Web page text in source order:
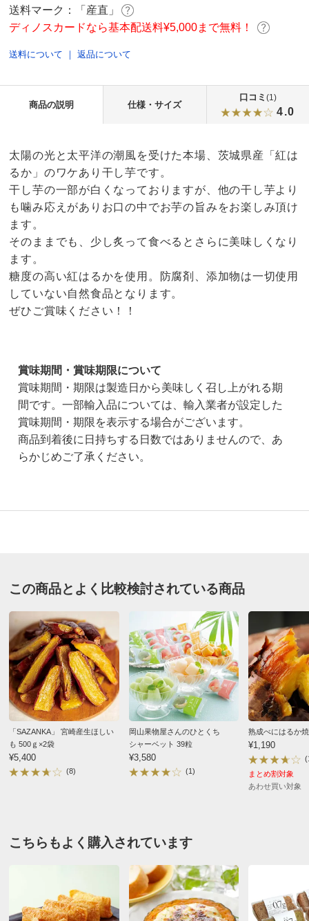
送料マーク：
「産直」
ディノスカードなら基本配送料¥5,000まで無料！
送料について ｜返品について
商品の説明 仕様・サイズ
口コミ (1)
4.0
太陽の光と太平洋の潮風を受けた本場、茨城県産「紅は
るか」のワケあり干し芋です。
干し芋の一部が白くなっておりますが、他の干し芋より
も噛み応えがありお口の中でお芋の旨みをお楽しみ頂け
ます。
そのままでも、少し炙って食べるとさらに美味しくなり
ます。
糖度の高い紅はるかを使用。防腐剤、添加物は一切使用
していない自然食品となります。
ぜひご賞味ください！！
賞味期間・賞味期限について
賞味期間・期限は製造日から美味しく召し上がれる期
間です。一部輸入品については、輸入業者が設定した
賞味期間・期限を表示する場合がございます。
商品到着後に日持ちする日数ではありませんので、あ
らかじめご了承ください。
商品名・特徴
茨城県産・ワケアリ干し芋（紅はるか） 500g×2パッ
価格 ¥4,860税込 ¥4,500 税抜
※軽減税率対象です。
送料・送料種
別
基本配送料：¥880
※商品1種類につき、上記配送料金となります。
お支払い方法 送料について
■内容量：500g×2パック
■原材料名：下記「原材料等の詳細はコチラから」のリン
クをご参照ください。
※食品表示情報の掲載内容につきましては、お手元に届き
■アレルギー表示対象品目：なし
■原料原産地：さつまいも（紅はるか、茨城県）
■お届け：1～2週間配送
★★★★★
★★★★★
0
★★★★★ 0
広島県
届いたまま冷凍庫に入れたので、いざ頂くときに、お芋
どうしくっついて、解凍するのに少々手間取りました。
お味はとても良く美味しく頂きました。届いたときに、
小分けにして保存すれば良かったと思いました。
この商品とよく比較検討されている商品
「SAZANKA」 宮崎産生ほしい
も 500ｇ×2袋
¥5,400
(8)
岡山果物屋さんのひとくち
シャーベット 39粒
¥3,580
(1)
熟成べにはるか
¥1,190
まとめ割対象
あわせ買い対象
こちらもよく購入されています